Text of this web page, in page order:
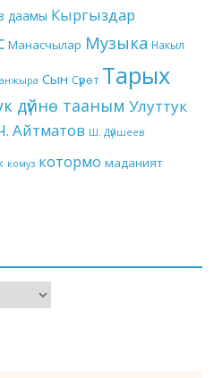
даамы Кыргыздар
Манасчылар Музыка Накыл
Сын Сүрөт Тарых
дүйнө тааным Улуттук
Айтматов Ш. Дүйшеев
комуз котормо маданият